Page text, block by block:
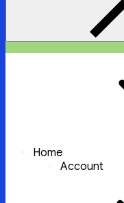
Home
Account